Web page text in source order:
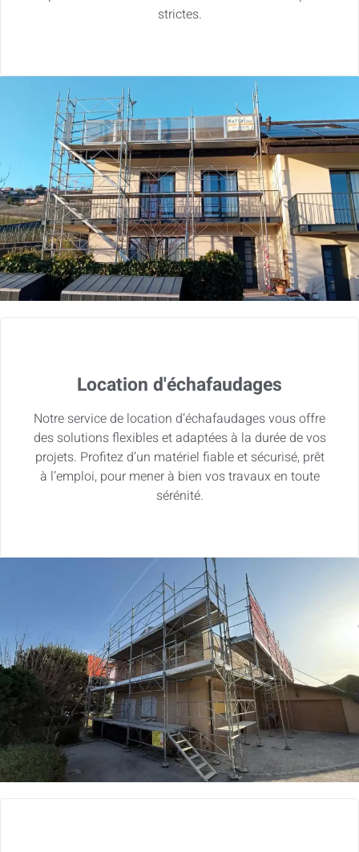
strictes.
Location d'échafaudages
Notre service de location d’échafaudages vous offre
des solutions flexibles et adaptées à la durée de vos
projets. Profitez d’un matériel fiable et sécurisé, prêt
à l’emploi, pour mener à bien vos travaux en toute
sérénité.